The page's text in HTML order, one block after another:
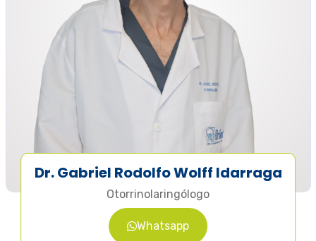
Dr. Gabriel Rodolfo Wolff Idarraga
Otorrinolaringólogo
Whatsapp